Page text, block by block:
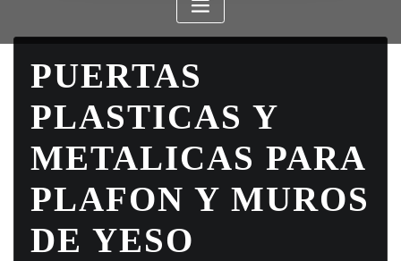
PUERTAS
PLASTICAS Y
METALICAS PARA
PLAFON Y MUROS
DE YESO